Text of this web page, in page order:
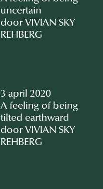
uncertain
door VIVIAN SKY
REHBERG
3 april 2020
A feeling of being
tilted earthward
door VIVIAN SKY
REHBERG